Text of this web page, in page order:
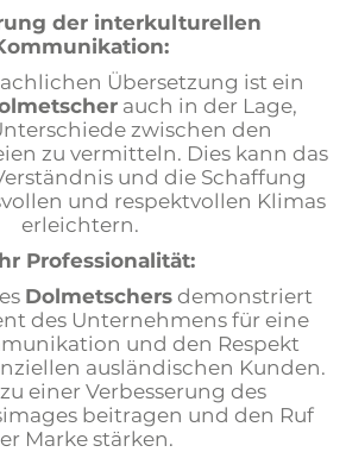
der interkulturellen
Übersetzung ist ein
auch in der Lage,
zwischen den
zu vermitteln. Dies kann das
und die Schaffung
und respektvollen Klimas
erleichtern.
Professionalität:
Dolmetschers demonstriert
des Unternehmens für eine
und den Respekt
ausländischen Kunden.
einer Verbesserung des
beitragen und den Ruf
Marke stärken.